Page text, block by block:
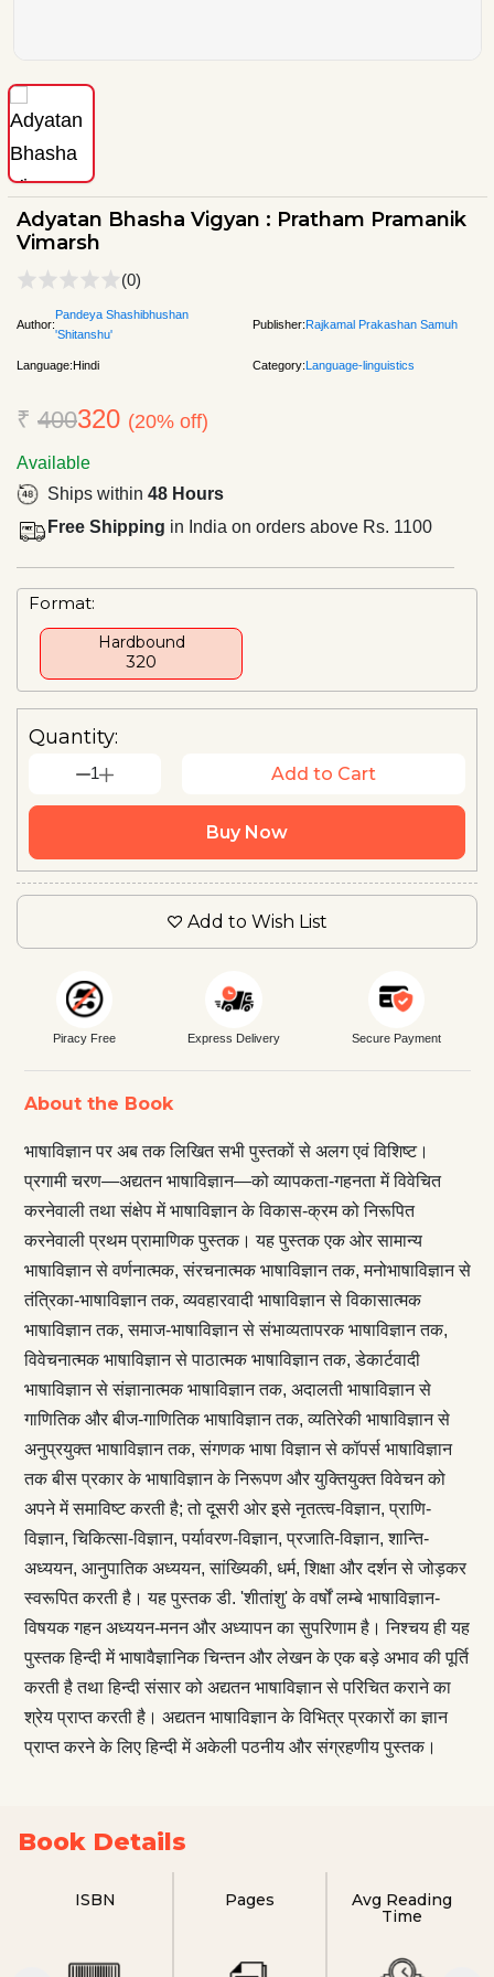
Adyatan Bhasha Vigyan : Pratham Pramanik
Vimarsh
(0)
Author:
Pandeya Shashibhushan
'Shitanshu'
Publisher:Rajkamal Prakashan Samuh
Language:Hindi Category:Language-linguistics
₹ 400320 (20% off)
Available
Ships within 48 Hours
Free Shipping in India on orders above Rs. 1100
Format:
Hardbound
₹320
Quantity:
1 Add to Cart
Buy Now
Add to Wish List
Piracy Free Express Delivery Secure Payment
About the Book
भाषाविज्ञान पर अब तक लिखित सभी पुस्तकों से अलग एवं विशिष्ट।
प्रगामी चरण—अद्यतन भाषाविज्ञान—को व्यापकता-गहनता में विवेचित
करनेवाली तथा संक्षेप में भाषाविज्ञान के विकास-क्रम को निरूपित
करनेवाली प्रथम प्रामाणिक पुस्तक। यह पुस्तक एक ओर सामान्य
भाषाविज्ञान से वर्णनात्मक, संरचनात्मक भाषाविज्ञान तक, मनोभाषाविज्ञान से
तंत्रिका-भाषाविज्ञान तक, व्यवहारवादी भाषाविज्ञान से विकासात्मक
भाषाविज्ञान तक, समाज-भाषाविज्ञान से संभाव्यतापरक भाषाविज्ञान तक,
विवेचनात्मक भाषाविज्ञान से पाठात्मक भाषाविज्ञान तक, डेकार्टवादी
भाषाविज्ञान से संज्ञानात्मक भाषाविज्ञान तक, अदालती भाषाविज्ञान से
गाणितिक और बीज-गाणितिक भाषाविज्ञान तक, व्यतिरेकी भाषाविज्ञान से
अनुप्रयुक्त भाषाविज्ञान तक, संगणक भाषा विज्ञान से कॉपर्स भाषाविज्ञान
तक बीस प्रकार के भाषाविज्ञान के निरूपण और युक्तियुक्त विवेचन को
अपने में समाविष्ट करती है; तो दूसरी ओर इसे नृतत्‍त्‍व-विज्ञान, प्राणि-
विज्ञान, चिकित्सा-विज्ञान, पर्यावरण-विज्ञान, प्रजाति-विज्ञान, शान्ति-
अध्ययन, आनुपातिक अध्ययन, सांख्यिकी, धर्म, शिक्षा और दर्शन से जोड़कर
स्वरूपित करती है। यह पुस्तक डी. 'शीतांशु' के वर्षों लम्बे भाषाविज्ञान-
विषयक गहन अध्ययन-मनन और अध्यापन का सुपरिणाम है। निश्चय ही यह
पुस्तक हिन्दी में भाषावैज्ञानिक चिन्तन और लेखन के एक बड़े अभाव की पूर्ति
करती है तथा हिन्दी संसार को अद्यतन भाषाविज्ञान से परिचित कराने का
श्रेय प्राप्‍त करती है। अद्यतन भाषाविज्ञान के विभित्र प्रकारों का ज्ञान
प्राप्त करने के लिए हिन्दी में अकेली पठनीय और संग्रहणीय पुस्तक।
Book Details
ISBN Pages
Avg Reading
Time